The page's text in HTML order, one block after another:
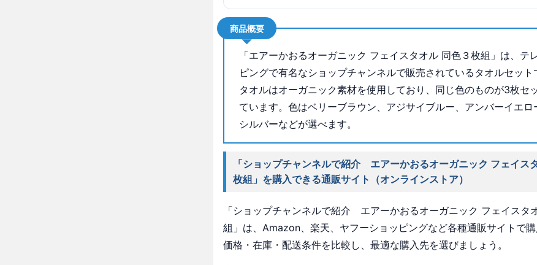
商品概要
「エアーかおるオーガニック フェイスタオル 同色３枚組」は、テ
ピングで有名なショップチャンネルで販売されているタオルセット
タオルはオーガニック素材を使用しており、同じ色のものが3枚セ
ています。色はベリーブラウン、アジサイブルー、アンバーイエロ
シルバーなどが選べます。
「ショップチャンネルで紹介 エアーかおるオーガニック フェイス
枚組」を購入できる通販サイト（オンラインストア）
「ショップチャンネルで紹介 エアーかおるオーガニック フェイスタ
組」は、Amazon、楽天、ヤフーショッピングなど各種通販サイトで購
価格・在庫・配送条件を比較し、最適な購入先を選びましょう。